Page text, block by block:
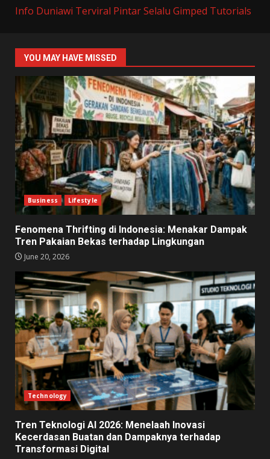
Info Duniawi Terviral Pintar Selalu Gimped Tutorials
YOU MAY HAVE MISSED
Business Lifestyle
Fenomena Thrifting di Indonesia: Menakar Dampak
Tren Pakaian Bekas terhadap Lingkungan
June 20, 2026
Technology
Tren Teknologi AI 2026: Menelaah Inovasi
Kecerdasan Buatan dan Dampaknya terhadap
Transformasi Digital